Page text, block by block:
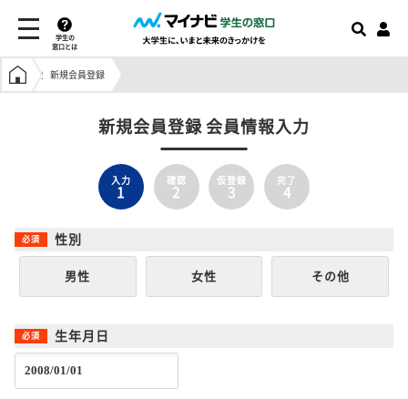
学生の
窓口とは
学生の窓口トップ
新規会員登録
新規会員登録 会員情報入力
入力
1
確認
2
仮登録
3
完了
4
性別
男性 女性 その他
生年月日